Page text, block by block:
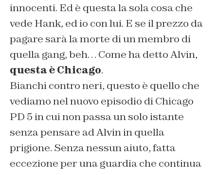
innocenti. Ed è questa la sola cosa che
vede Hank, ed io con lui. E se il prezzo da
pagare sarà la morte di un membro di
quella gang, beh… Come ha detto Alvin,
questa è Chicago.
Bianchi contro neri, questo è quello che
vediamo nel nuovo episodio di Chicago
PD 5 in cui non passa un solo istante
senza pensare ad Alvin in quella
prigione. Senza nessun aiuto, fatta
eccezione per una guardia che continua